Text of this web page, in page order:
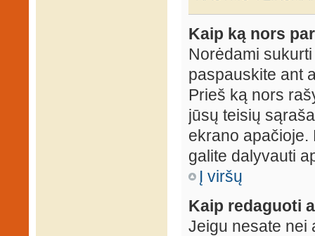
Kaip ką nors
Norėdami
paspauskite ant
Prieš ką nors
jūsų teisių
ekrano apačioje.
galite dalyvauti
Į viršų
Kaip redaguoti
Jeigu nesate nei